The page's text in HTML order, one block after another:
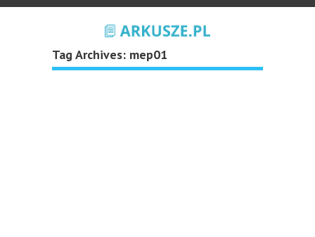
Tag Archives: mep01